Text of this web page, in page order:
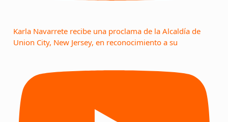
Karla Navarrete recibe una proclama de la Alcaldía de
Union City, New Jersey, en reconocimiento a su